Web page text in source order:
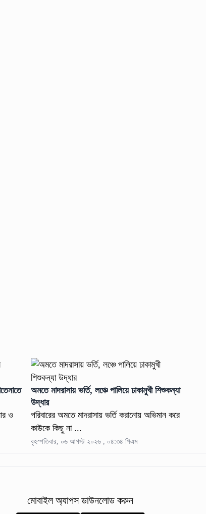
ও
অমতে মাদরাসায় ভর্তি, লঞ্চে পালিয়ে ঢাকামুখী শিশুকন্যা
উদ্ধার
পরিবারের অমতে মাদরাসায় ভর্তি করানোয় অভিমান করে
কাউকে কিছু না ...
বৃহস্পতিবার, ০৬ আগস্ট ২০২৬ , ০৪:৩৪ পিএম
মোবাইল অ্যাপস ডাউনলোড করুন